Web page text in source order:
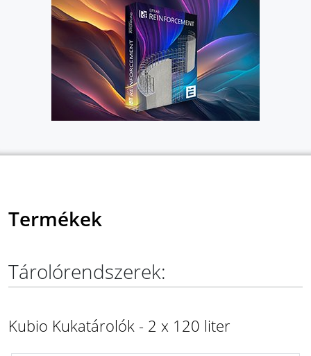
Termékek
Tárolórendszerek:
Kubio Kukatárolók - 2 x 120 liter